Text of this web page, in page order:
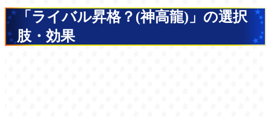
「ライバル昇格？(神高龍)」の選択
肢・効果